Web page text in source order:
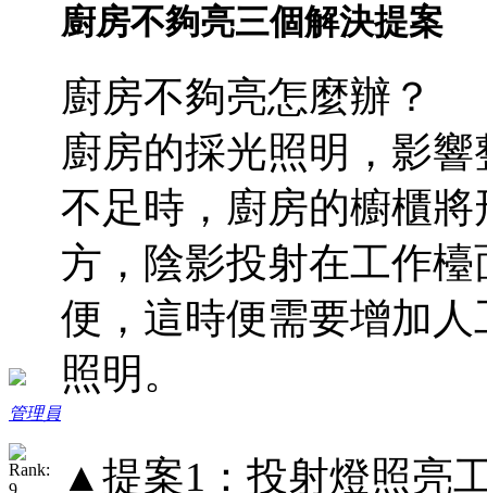
管理員
廚房不夠亮三個解決提案
廚房不夠亮怎麼辦？
廚房的採光照明，影
不足時，廚房的櫥櫃
方，陰影投射在工作
便，這時便需要增加
照明。
▲提案1：投射燈照亮